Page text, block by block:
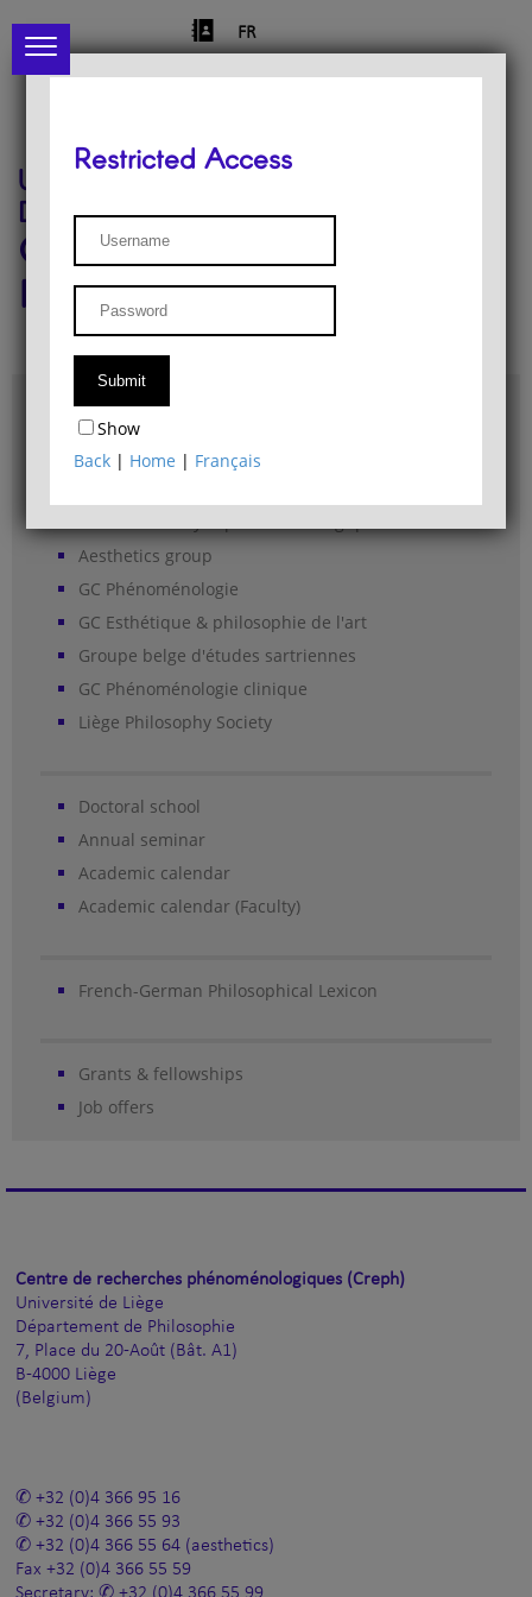
FR
University of Liège
Départment of Philosophy
Center for Phenomenological
Research
Access & maps
Philosophy Department Library
Aesthetics group
GC Phénoménologie
GC Esthétique & philosophie de l'art
Groupe belge d'études sartriennes
GC Phénoménologie clinique
Liège Philosophy Society
Doctoral school
Annual seminar
Academic calendar
Academic calendar (Faculty)
French-German Philosophical Lexicon
Grants & fellowships
Job offers
Restricted Access
Show
Back | Home | Français
Centre de recherches phénoménologiques (Creph)
Université de Liège
Département de Philosophie
7, Place du 20-Août (Bât. A1)
B-4000 Liège
(Belgium)
+32 (0)4 366 95 16
+32 (0)4 366 55 93
+32 (0)4 366 55 64 (aesthetics)
Fax +32 (0)4 366 55 59